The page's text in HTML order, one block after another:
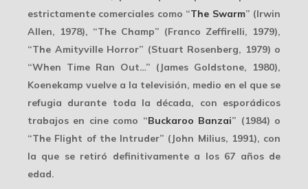
estrictamente comerciales como “The Swarm” (Irwin
Allen, 1978), “The Champ” (Franco Zeffirelli, 1979),
“The Amityville Horror” (Stuart Rosenberg, 1979) o
“When Time Ran Out…” (James Goldstone, 1980),
Koenekamp vuelve a la televisión, medio en el que se
refugia durante toda la década, con esporádicos
trabajos en cine como “Buckaroo Banzai” (1984) o
“The Flight of the Intruder” (John Milius, 1991), con
la que se retiró definitivamente a los 67 años de
edad.